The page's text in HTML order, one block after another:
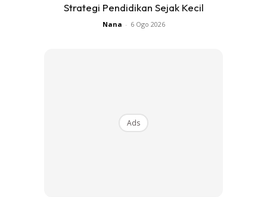
Strategi Pendidikan Sejak Kecil
Nana - 6 Ogo 2026
Ads